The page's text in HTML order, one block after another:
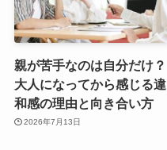
親が苦手なのは自分だけ？
大人になってから感じる違
和感の理由と向き合い方
2026年7月13日